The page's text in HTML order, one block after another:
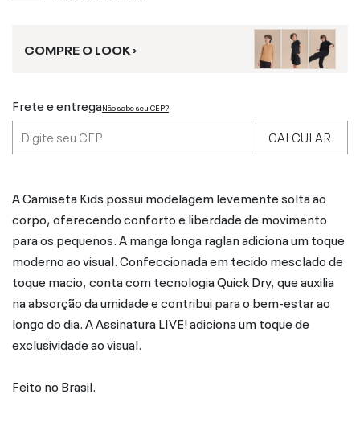
COMPRE O LOOK ›
Frete e entregaNão sabe seu CEP?
CALCULAR
A Camiseta Kids possui modelagem levemente solta ao
corpo, oferecendo conforto e liberdade de movimento
para os pequenos. A manga longa raglan adiciona um toque
moderno ao visual. Confeccionada em tecido mesclado de
toque macio, conta com tecnologia Quick Dry, que auxilia
na absorção da umidade e contribui para o bem-estar ao
longo do dia. A Assinatura LIVE! adiciona um toque de
exclusividade ao visual.
Feito no Brasil.